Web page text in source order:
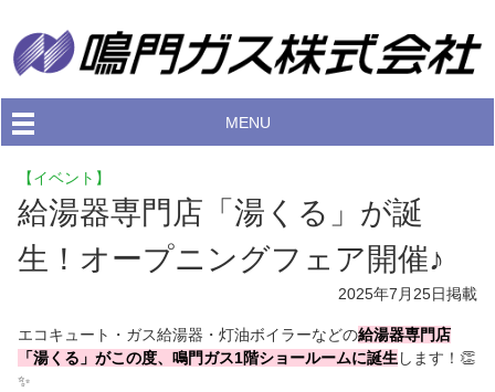
MENU
【イベント】
給湯器専門店「湯くる」が誕
生！オープニングフェア開催♪
2025年7月25日掲載
エコキュート・ガス給湯器・灯油ボイラーなどの給湯器専門店
「湯くる」がこの度、鳴門ガス1階ショールームに誕生 します！👏
✨